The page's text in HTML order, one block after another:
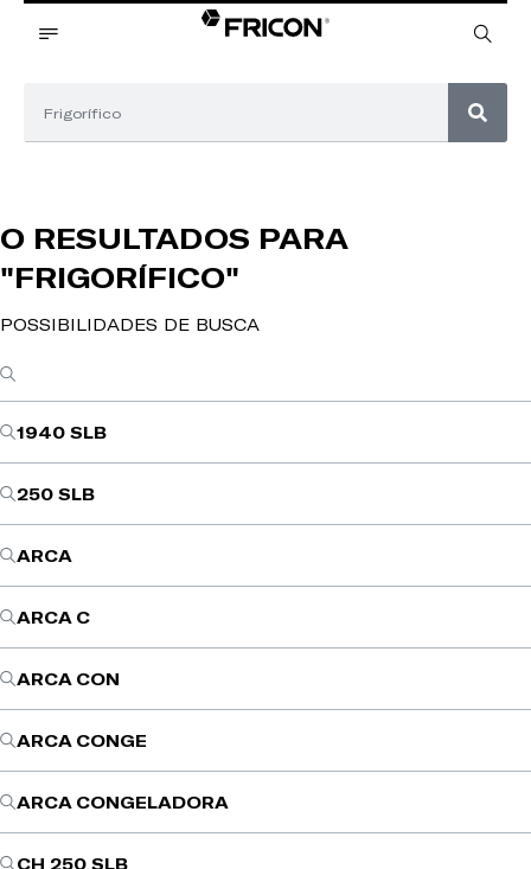
O RESULTADOS PARA
"FRIGORÍFICO"
POSSIBILIDADES DE BUSCA
1940 SLB
250 SLB
ARCA
ARCA C
ARCA CON
ARCA CONGE
ARCA CONGELADORA
CH 250 SLB